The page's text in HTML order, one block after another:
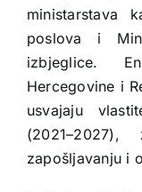
ministarstava
poslova i
izbjeglice.
Hercegovine i
usvajaju
zapošljavanju i